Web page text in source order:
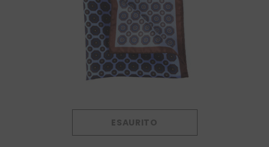
ESAURITO